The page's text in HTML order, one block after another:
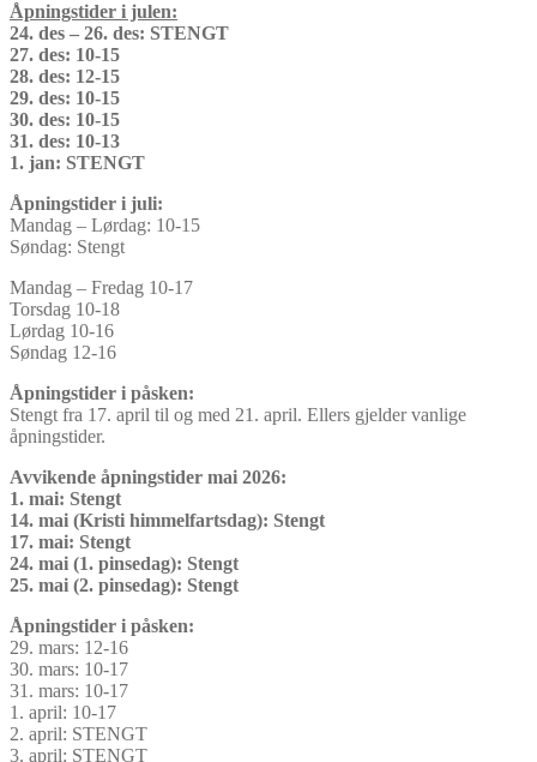
Åpningstider i julen:
24. des – 26. des: STENGT
27. des: 10-15
28. des: 12-15
29. des: 10-15
30. des: 10-15
31. des: 10-13
1. jan: STENGT
Åpningstider i juli:
Mandag – Lørdag: 10-15
Søndag: Stengt
Mandag – Fredag 10-17
Torsdag 10-18
Lørdag 10-16
Søndag 12-16
Åpningstider i påsken:
Stengt fra 17. april til og med 21. april. Ellers gjelder vanlige
åpningstider.
Avvikende åpningstider mai 2026:
1. mai: Stengt
14. mai (Kristi himmelfartsdag): Stengt
17. mai: Stengt
24. mai (1. pinsedag): Stengt
25. mai (2. pinsedag): Stengt
Åpningstider i påsken:
29. mars: 12-16
30. mars: 10-17
31. mars: 10-17
1. april: 10-17
2. april: STENGT
3. april: STENGT